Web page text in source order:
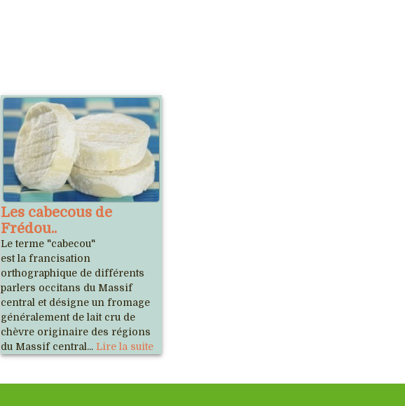
Les cabecous de
Frédou..
Le terme "cabecou"
est la francisation
orthographique de différents
parlers occitans du Massif
central et désigne un fromage
généralement de lait cru de
chèvre originaire des régions
du Massif central... Lire la suite